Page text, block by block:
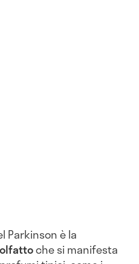
Parkinson è la
che si manifesta